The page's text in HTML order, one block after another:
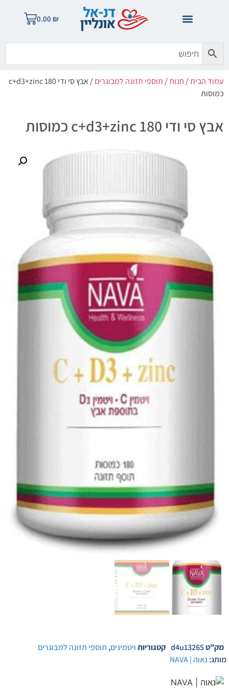
0.00 ₪
עמוד הבית/חנות/תוספי תזונה למבוגרים
/ אבץ סי ודי c+d3+zinc 180
כמוסות
אבץ סי ודי c+d3+zinc 180 כמוסות
מק"טd4u13265 קטגוריותויטמינים, תוספי תזונה למבוגרים
מותג: נאוה | NAVA